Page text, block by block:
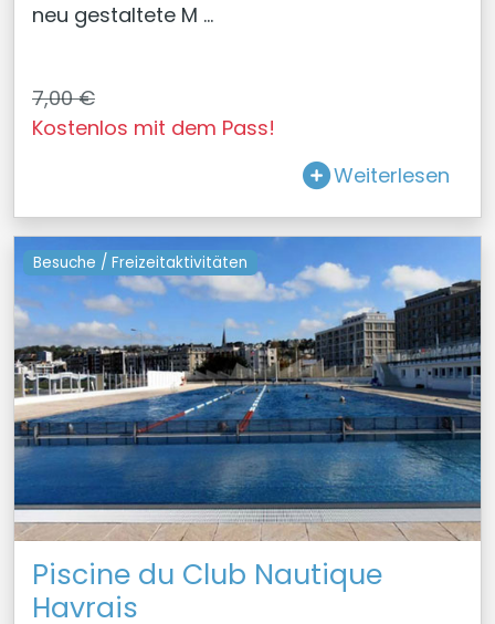
neu gestaltete M ...
7,00 €
Kostenlos mit dem Pass!
Weiterlesen
Besuche / Freizeitaktivitäten
Piscine du Club Nautique
Havrais